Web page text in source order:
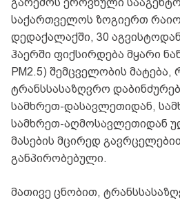
საქართველოს ზოგიერთ
დედაქალაქში, 30
ჰაერში ფიქსირდება მყარი
PM2.5) შემცველობის
ტრანსსასაზღვრო
სამხრეთ-დასავლეთიდან,
სამხრეთ-აღმოსავლეთიდან
მასების მცირედ
განპირობებული.
მათივე ცნობით,